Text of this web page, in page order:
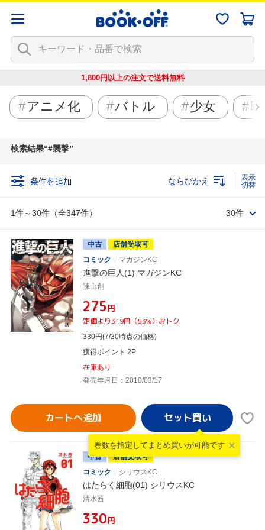
1,800円以上の注文で送料無料
アニメ化 バトル 少女
検索結果 #襲撃
条件を追加
1件～30件（全347件）
ならびかえ
30件
中古
店舗受取可
コミック
マガジンKC
進撃の巨人(1) マガジンKC
諫山創
¥275円
定価より319円（53%）おトク
330円(7/30時点の価格)
獲得ポイント 2P
在庫あり
発売年月日：2010/03/17
カートへ追加
巻数を指定して まとめ買いが可能です
中古
店舗受取可
コミック
シリウスKC
はたらく細胞(01) シリウスKC
清水茜
¥330円